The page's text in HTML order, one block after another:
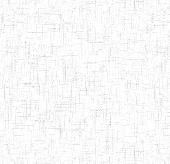
les filtres